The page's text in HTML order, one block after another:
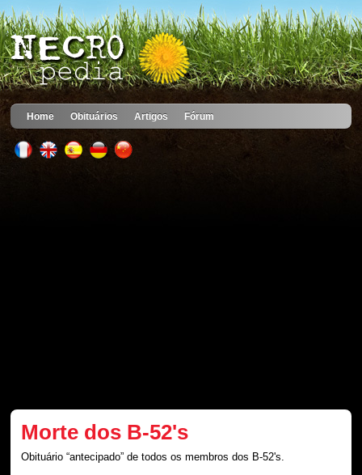
Home Obituários Artigos Fórum
Morte dos B-52's
Obituário “antecipado” de todos os membros dos B-52's.